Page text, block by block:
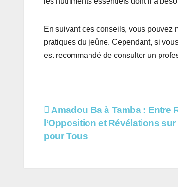
En suivant ces conseils, vous pouvez
pratiques du jeûne. Cependant, si
est recommandé de consulter un
Navigation
de
Amadou Ba à Tamba : Entre
l’Opposition et Révélations
pour Tous